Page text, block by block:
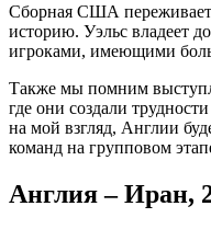
Сборная США переживает
историю. Уэльс владеет
игроками, имеющими
Также мы помним
где они создали
на мой взгляд, Англии
команд на групповом
Англия – Иран,